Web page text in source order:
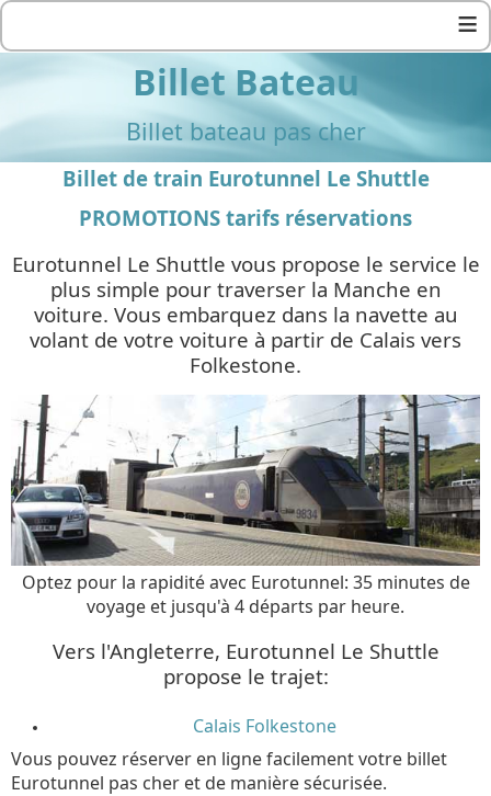
≡
Billet Bateau
Billet bateau pas cher
Billet de train Eurotunnel Le Shuttle
PROMOTIONS tarifs réservations
Eurotunnel Le Shuttle vous propose le service le
plus simple pour traverser la Manche en
voiture. Vous embarquez dans la navette au
volant de votre voiture à partir de Calais vers
Folkestone.
Optez pour la rapidité avec Eurotunnel: 35 minutes de
voyage et jusqu'à 4 départs par heure.
Vers l'Angleterre, Eurotunnel Le Shuttle
propose le trajet:
Calais Folkestone
Vous pouvez réserver en ligne facilement votre billet
Eurotunnel pas cher et de manière sécurisée.